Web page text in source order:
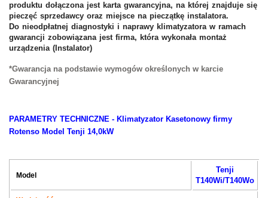
produktu dołączona jest karta gwarancyjna, na której znajduje się
pieczęć sprzedawcy oraz miejsce na pieczątkę instalatora.
Do nieodpłatnej diagnostyki i naprawy klimatyzatora w ramach
gwarancji zobowiązana jest firma, która wykonała montaż
urządzenia ( Instalator)
*Gwarancja na podstawie wymogów określonych w karcie
Gwarancyjnej
PARAMETRY TECHNICZNE - Klimatyzator Kasetonowy firmy
Rotenso Model Tenji 14,0kW
Model
Tenji
T140Wi/T140Wo